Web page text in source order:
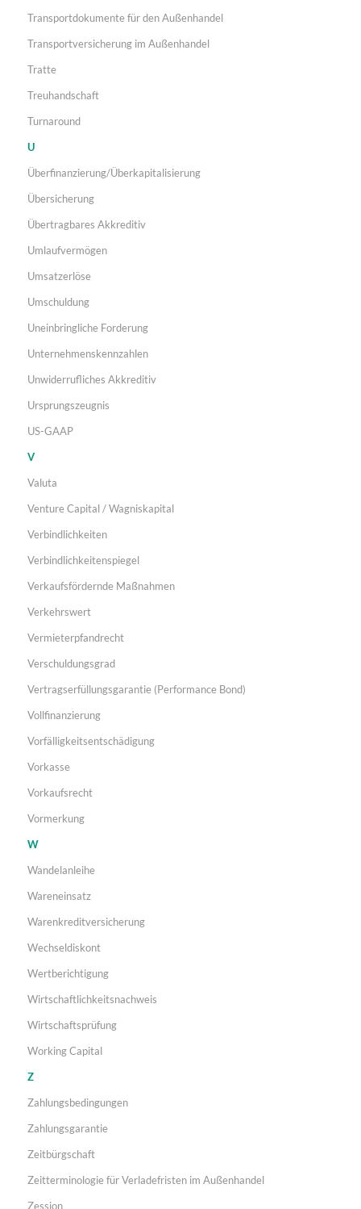
Transportdokumente für den Außenhandel
Transportversicherung im Außenhandel
Tratte
Treuhandschaft
Turnaround
U
Überfinanzierung/Überkapitalisierung
Übersicherung
Übertragbares Akkreditiv
Umlaufvermögen
Umsatzerlöse
Umschuldung
Uneinbringliche Forderung
Unternehmenskennzahlen
Unwiderrufliches Akkreditiv
Ursprungszeugnis
US-GAAP
V
Valuta
Venture Capital / Wagniskapital
Verbindlichkeiten
Verbindlichkeitenspiegel
Verkaufsfördernde Maßnahmen
Verkehrswert
Vermieterpfandrecht
Verschuldungsgrad
Vertragserfüllungsgarantie (Performance Bond)
Vollfinanzierung
Vorfälligkeitsentschädigung
Vorkasse
Vorkaufsrecht
Vormerkung
W
Wandelanleihe
Wareneinsatz
Warenkreditversicherung
Wechseldiskont
Wertberichtigung
Wirtschaftlichkeitsnachweis
Wirtschaftsprüfung
Working Capital
Z
Zahlungsbedingungen
Zahlungsgarantie
Zeitbürgschaft
Zeitterminologie für Verladefristen im Außenhandel
Zession